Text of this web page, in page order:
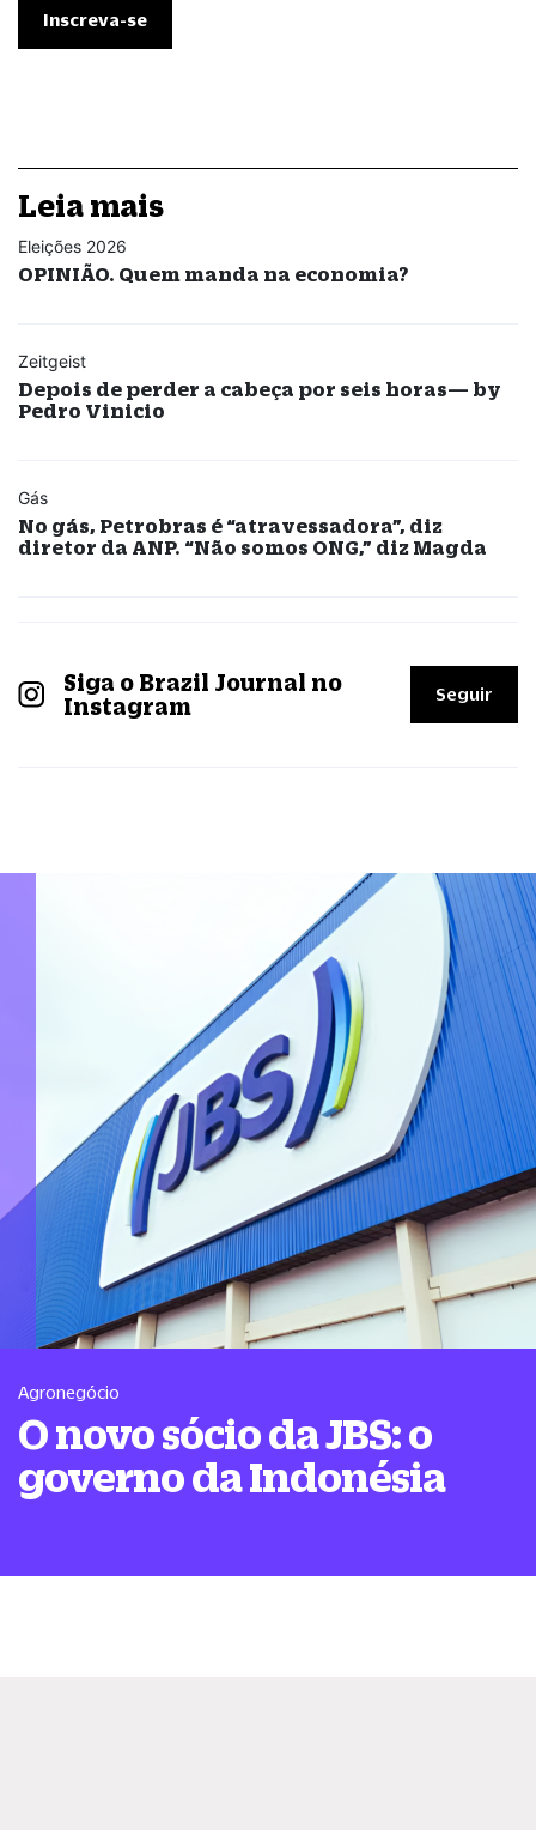
Leia mais
Eleições 2026
OPINIÃO. Quem manda na economia?
Zeitgeist
Depois de perder a cabeça por seis horas— by
Pedro Vinicio
Gás
No gás, Petrobras é “atravessadora”, diz
diretor da ANP. “Não somos ONG,” diz Magda
Siga o Brazil Journal no
Instagram
Seguir
Agronegócio
O novo sócio da JBS: o
governo da Indonésia